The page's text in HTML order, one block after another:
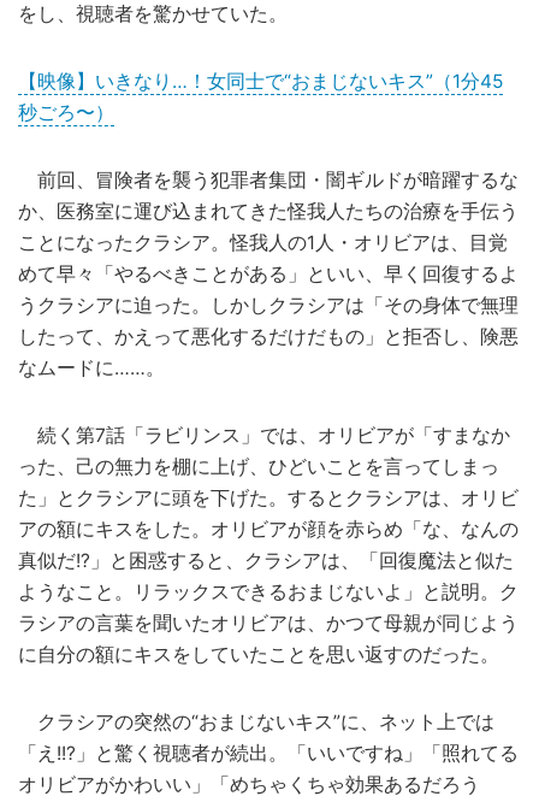
をし、視聴者を驚かせていた。
【映像】いきなり…！女同士で“おまじないキス”（1分45
秒ごろ〜）
前回、冒険者を襲う犯罪者集団・闇ギルドが暗躍するな
か、医務室に運び込まれてきた怪我人たちの治療を手伝う
ことになったクラシア。怪我人の1人・オリビアは、目覚
めて早々「やるべきことがある」といい、早く回復するよ
うクラシアに迫った。しかしクラシアは「その身体で無理
したって、かえって悪化するだけだもの」と拒否し、険悪
なムードに……。
続く第7話「ラビリンス」では、オリビアが「すまなか
った、己の無力を棚に上げ、ひどいことを言ってしまっ
た」とクラシアに頭を下げた。するとクラシアは、オリビ
アの額にキスをした。オリビアが顔を赤らめ「な、なんの
真似だ!?」と困惑すると、クラシアは、「回復魔法と似た
ようなこと。リラックスできるおまじないよ」と説明。ク
ラシアの言葉を聞いたオリビアは、かつて母親が同じよう
に自分の額にキスをしていたことを思い返すのだった。
クラシアの突然の“おまじないキス”に、ネット上では
「え!!?」と驚く視聴者が続出。「いいですね」「照れてる
オリビアがかわいい」「めちゃくちゃ効果あるだろう